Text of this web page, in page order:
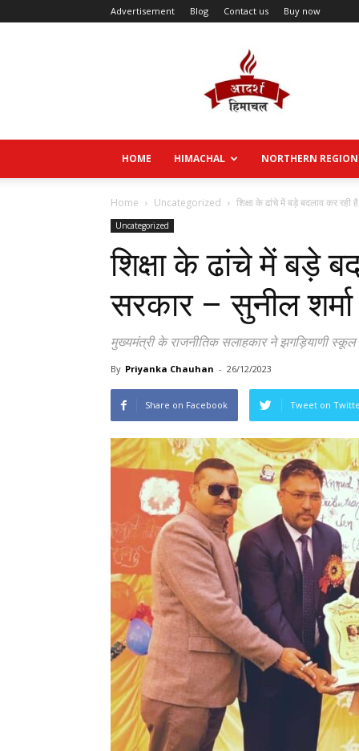
Advertisement Blog Contact us Buy now
HOME HIMACHAL NORTHERN REGION
Home Uncategorized शिक्षा के ढांचे में बड़े बदलाव कर रही
Uncategorized
शिक्षा के ढांचे में बड़े
सरकार – सुनील
मुख्यमंत्री के राजनीतिक सलाहकार ने झगड़ियाणी स्कूल के
By Priyanka Chauhan - 26/12/2023
Share on Facebook Tweet on